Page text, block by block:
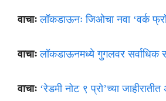
वाचाःलॉकडाऊनः जिओचा नवा ‘वर्क
वाचाःलॉकडाऊनमध्ये गुगलवर सर्वाधिक
वाचाः ‘रेडमी नोट ९ प्रो’च्या